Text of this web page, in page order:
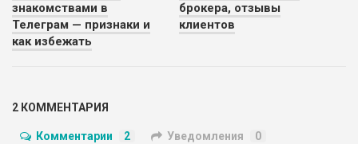
знакомствами в
Телеграм — признаки и
как избежать
брокера, отзывы
клиентов
2 КОММЕНТАРИЯ
Комментарии 2 Уведомления 0